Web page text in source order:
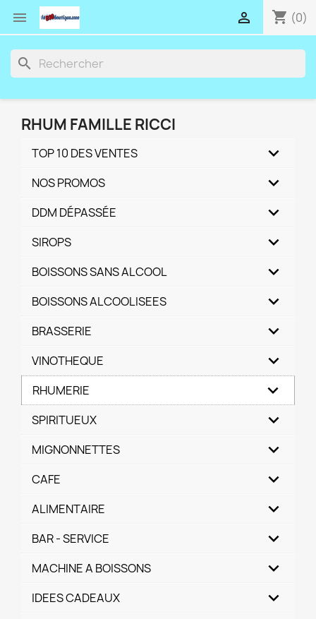
 shopping_cart (0)

search
RHUM FAMILLE RICCI
TOP 10 DES VENTES
NOS PROMOS
DDM DÉPASSÉE
SIROPS
BOISSONS SANS ALCOOL
BOISSONS ALCOOLISEES
BRASSERIE
VINOTHEQUE
RHUMERIE
SPIRITUEUX
MIGNONNETTES
CAFE
ALIMENTAIRE
BAR - SERVICE
MACHINE A BOISSONS
IDEES CADEAUX